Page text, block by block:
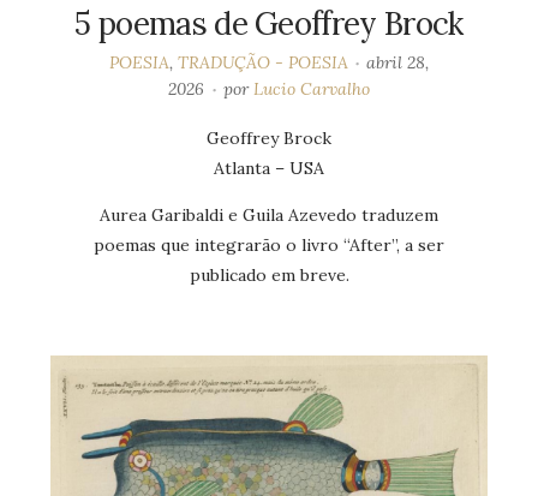
5 poemas de Geoffrey Brock
POESIA, TRADUÇÃO - POESIA
abril 28,
2026
porLucio Carvalho
Geoffrey Brock
Atlanta – USA
Aurea Garibaldi e Guila Azevedo traduzem
poemas que integrarão o livro “After”, a ser
publicado em breve.